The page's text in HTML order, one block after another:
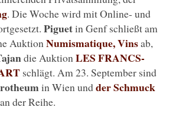
. Die Woche wird mit Online- und
Piguetin Genf schließt am
Auktion Numismatique, Vinsab,
die Auktion LES FRANCS-
schlägt. Am 23. September sind
in Wien undder Schmuck
der Reihe.